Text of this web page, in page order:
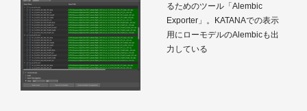
るためのツール「Alembic
Exporter」。KATANAでの表示
用にローモデルのAlembicも出
力している